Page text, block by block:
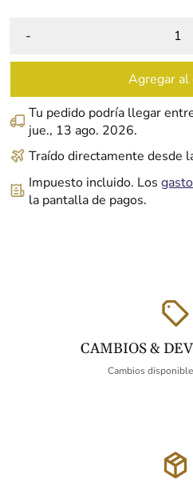
-
Agregar al
Tu pedido podría llegar
jue., 13 ago. 2026.
Traído directamente desde
Impuesto incluido. Los
la pantalla de pagos.
CAMBIOS &
Cambios